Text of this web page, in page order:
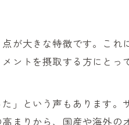
が大きな特徴です。これ
ントを摂取する方にとっ
」という声もあります。
まりから、国産や海外の